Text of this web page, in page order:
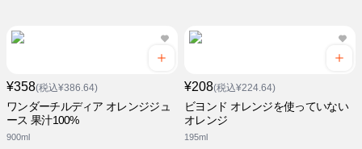
¥358(税込¥386.64)
ワンダーチルディア オレンジジュ
ース 果汁100%
900ml
¥208(税込¥224.64)
ビヨンド オレンジを使っていない
オレンジ
195ml